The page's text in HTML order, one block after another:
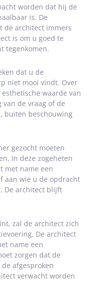
worden dat hij de
is. De
de architect immers
is om u goed te
tegenkomen.
dat u de
niet mooi vindt. Over
waarde van
de vraag of de
buiten beschouwing
gezocht moeten
In deze zogeheten
met name een
aan wie u de opdracht
De architect blijft
zal de architect zich
De architect
name een
zorgen dat de
afgesproken
verwacht worden